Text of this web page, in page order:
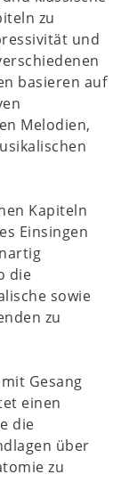
zu
und
basieren auf
Melodien,
Kapiteln
Einsingen
die
sowie
zu
Gesang
einen
die
über
zu